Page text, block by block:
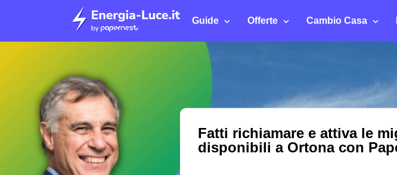
Guide Offerte Cambio Casa